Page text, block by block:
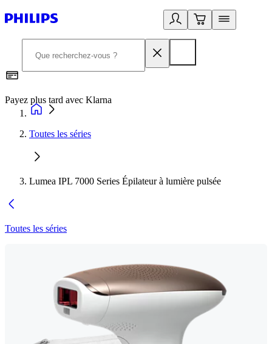
Payez plus tard avec Klarna
Toutes les séries
Lumea IPL 7000 Series Épilateur à lumière pulsée
Toutes les séries